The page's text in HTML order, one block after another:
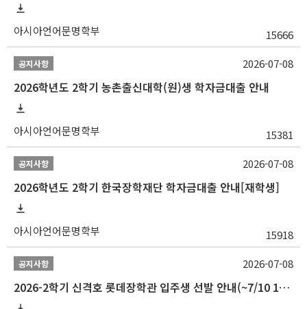
아시아언어문명학부 15666
공지사항
2026학년도 2학기 농촌출신대학(원)생 학자금대출 안내
아시아언어문명학부 15381
2026-07-08
공지사항
2026학년도 2학기 한국장학재단 학자금대출 안내[재학생]
아시아언어문명학부 15918
2026-07-08
공지사항
2026-2학기 신격호 롯데장학관 입주생 선발 안내(~7/10 10:00)
2026-07-08